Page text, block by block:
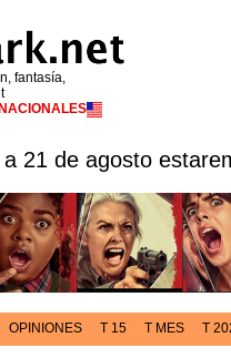
fantasía,
a 21 de agosto
OPINIONES T 15 T MES T